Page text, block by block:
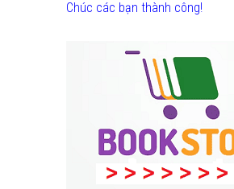
Chúc các bạn thành công!